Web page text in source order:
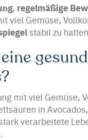
, regelmäßige
viel Gemüse,
stabil zu
mit viel Gemüse,
in
verarbeitete